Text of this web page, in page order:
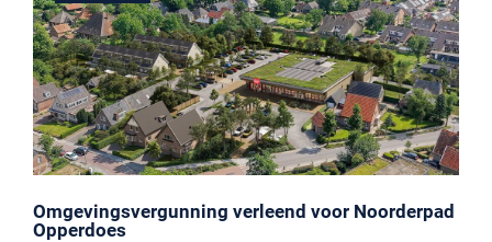
Omgevingsvergunning verleend voor Noorderpad
Opperdoes